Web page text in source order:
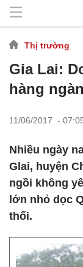
Thị trường
Gia Lai:
hàng
11/06/2017 -
Nhiều ngày
Glai, huyện
ngồi không
lớn nhỏ dọc
thối.